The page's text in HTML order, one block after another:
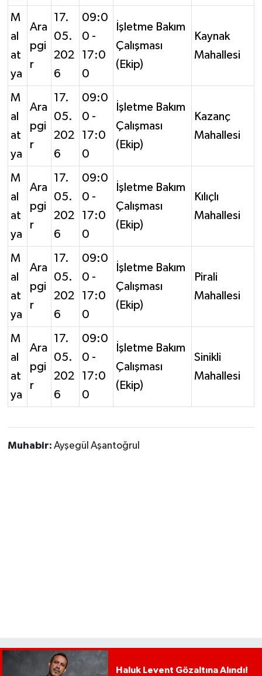
M
al
at
ya
Ara
pgi
r
17.
05.
202
6
09:0
0 -
17:0
0
İşletme Bakım
Çalışması
(Ekip)
Kaynak
Mahallesi
M
al
at
ya
Ara
pgi
r
17.
05.
202
6
09:0
0 -
17:0
0
İşletme Bakım
Çalışması
(Ekip)
Kazanç
Mahallesi
M
al
at
ya
Ara
pgi
r
17.
05.
202
6
09:0
0 -
17:0
0
İşletme Bakım
Çalışması
(Ekip)
Kılıçlı
Mahallesi
M
al
at
ya
Ara
pgi
r
17.
05.
202
6
09:0
0 -
17:0
0
İşletme Bakım
Çalışması
(Ekip)
Pirali
Mahallesi
M
al
at
ya
Ara
pgi
r
17.
05.
202
6
09:0
0 -
17:0
0
İşletme Bakım
Çalışması
(Ekip)
Sinikli
Mahallesi
Muhabir: Ayşegül Aşantoğrul
Haluk Levent Gözaltına Alındı!